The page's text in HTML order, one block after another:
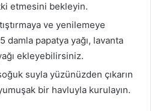
etmesini bekleyin.
ve yenilemeye
damla papatya yağı, lavanta
ekleyebilirsiniz.
suyla yüzünüzden çıkarın
bir havluyla kurulayın.